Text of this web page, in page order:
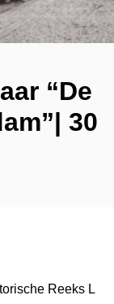
“De
30
Reeks L